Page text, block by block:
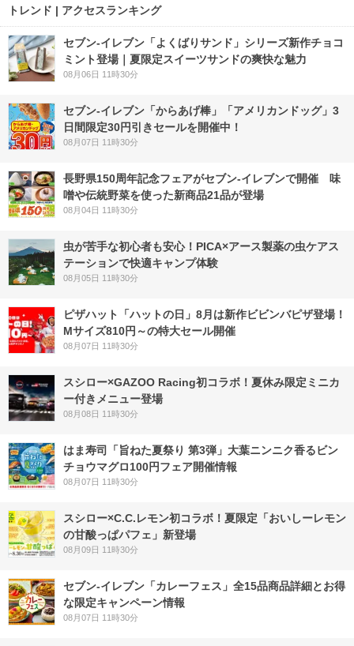
トレンド | アクセスランキング
セブン‐イレブン「よくばりサンド」シリーズ新作チョコ
ミント登場｜夏限定スイーツサンドの爽快な魅力
08月06日 11時30分
セブン‐イレブン「からあげ棒」「アメリカンドッグ」3
日間限定30円引きセールを開催中！
08月07日 11時30分
長野県150周年記念フェアがセブン-イレブンで開催 味
噌や伝統野菜を使った新商品21品が登場
08月04日 11時30分
虫が苦手な初心者も安心！PICA×アース製薬の虫ケアス
テーションで快適キャンプ体験
08月05日 11時30分
ピザハット「ハットの日」8月は新作ビビンバピザ登場！
Mサイズ810円～の特大セール開催
08月07日 11時30分
スシロー×GAZOO Racing初コラボ！夏休み限定ミニカ
ー付きメニュー登場
08月08日 11時30分
はま寿司「旨ねた夏祭り 第3弾」大葉ニンニク香るビン
チョウマグロ100円フェア開催情報
08月07日 11時30分
スシロー×C.C.レモン初コラボ！夏限定「おいしーレモン
の甘酸っぱパフェ」新登場
08月09日 11時30分
セブン‐イレブン「カレーフェス」全15品商品詳細とお得
な限定キャンペーン情報
08月07日 11時30分